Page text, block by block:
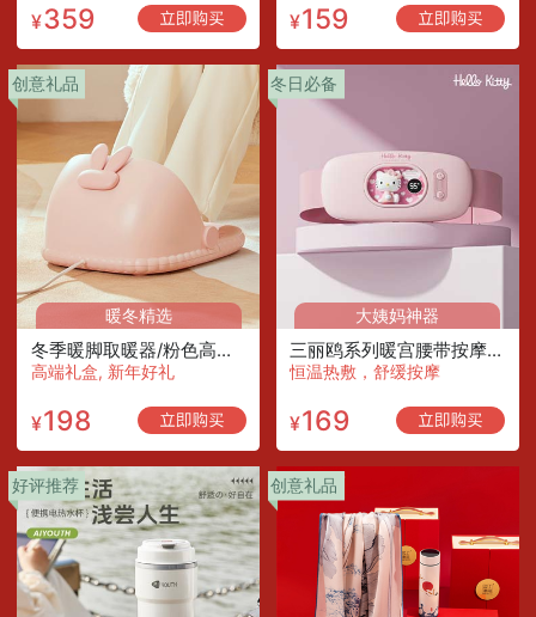
¥359 ¥159
创意礼品
暖冬精选
冬季暖脚取暖器/粉色高配版/配艾草一筒（10片）
高端礼盒, 新年好礼
¥198
冬日必备
大姨妈神器
三丽鸥系列暖宫腰带按摩仪/凯蒂猫
恒温热敷，舒缓按摩
¥169
好评推荐 创意礼品